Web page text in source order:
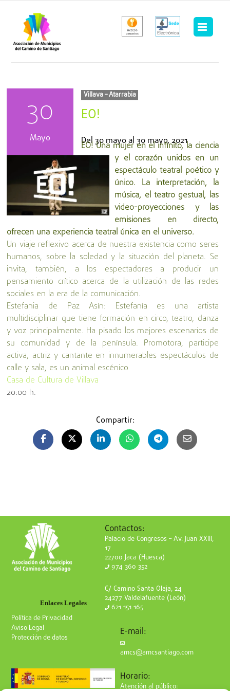
contenido
30
Mayo
Villava – Atarrabia
EO!
Del30 mayoal30 mayo, 2021
EO! Una mujer en el infinito, la ciencia
y el corazón unidos en un
espectáculo teatral poético y
único. La interpretación, la
música, el teatro gestual, las
video-proyecciones y las
emisiones en directo,
ofrecen una experiencia teatral única en el universo.
Un viaje reflexivo acerca de nuestra existencia como seres
humanos, sobre la soledad y la situación del planeta. Se
invita, también, a los espectadores a producir un
pensamiento crítico acerca de la utilización de las redes
sociales en la era de la comunicación.
Estefania de Paz Asín: Estefanía es una artista
multidisciplinar que tiene formación en circo, teatro, danza
y voz principalmente. Ha pisado los mejores escenarios de
su comunidad y de la península. Promotora, participe
activa, actriz y cantante en innumerables espectáculos de
calle y sala, es un animal escénico
Casa de Cultura de Villava
20:00 h.
Compartir:
Enlaces Legales
Política de Privacidad
Aviso Legal
Protección de datos
Contactos:
Palacio de Congresos – Av. Juan XXIII,
17
22700 Jaca (Huesca)
974 360 352
C/ Camino Santa Olaja, 24
24277 Valdelafuente (León)
621 151 165
E-mail:
amcs@amcsantiago.com
Horario:
Atención al público: